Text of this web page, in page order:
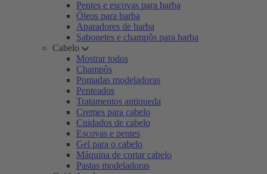
Pentes e escovas para barba
Óleos para barba
Aparadores de barba
Sabonetes e champôs para barba
Cabelo
Mostrar todos
Champôs
Pomadas modeladoras
Penteados
Tratamentos antiqueda
Cremes para cabelo
Cuidados de cabelo
Escovas e pentes
Gel para o cabelo
Máquina de cortar cabelo
Pastas modeladoras